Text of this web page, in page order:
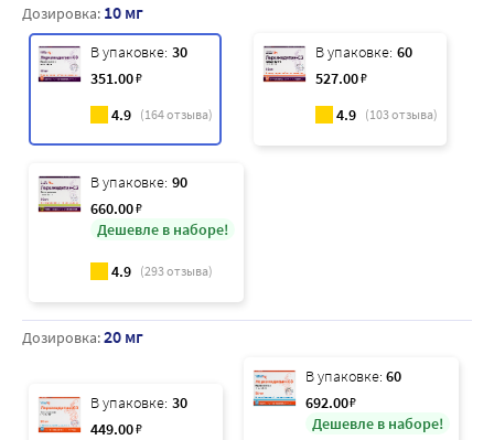
Дозировка: 10 мг
В упаковке: 30
351.00₽
4.9 (164отзыва)
В упаковке: 60
527.00₽
4.9 (103отзыва)
В упаковке: 90
660.00₽
Дешевле в наборе!
4.9 (293отзыва)
Дозировка:20 мг
В упаковке: 30
449.00₽
В упаковке: 60
692.00₽
Дешевле в наборе!